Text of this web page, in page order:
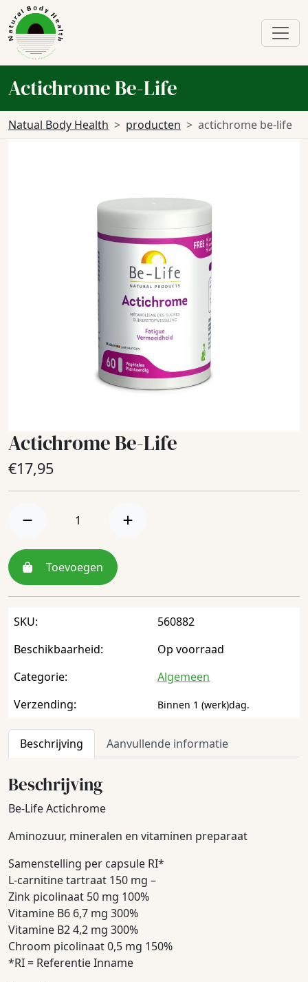
Actichrome Be-Life
Natual Body Health producten actichrome be-life
Actichrome Be-Life
€17,95
Toevoegen
SKU:
560882
Beschikbaarheid:
Op voorraad
Categorie:
Algemeen
Verzending:
Binnen 1 (werk)dag.
Beschrijving Aanvullende informatie
Beschrijving
Be-Life Actichrome
Aminozuur, mineralen en vitaminen preparaat
Samenstelling per capsule RI*
L-carnitine tartraat 150 mg –
Zink picolinaat 50 mg 100%
Vitamine B6 6,7 mg 300%
Vitamine B2 4,2 mg 300%
Chroom picolinaat 0,5 mg 150%
*RI = Referentie Inname